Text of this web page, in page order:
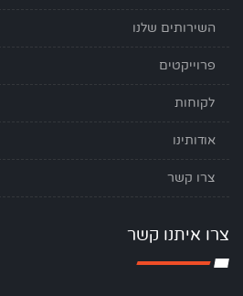
השירותים שלנו
פרוייקטים
לקוחות
אודותינו
צרו קשר
צרו איתנו קשר